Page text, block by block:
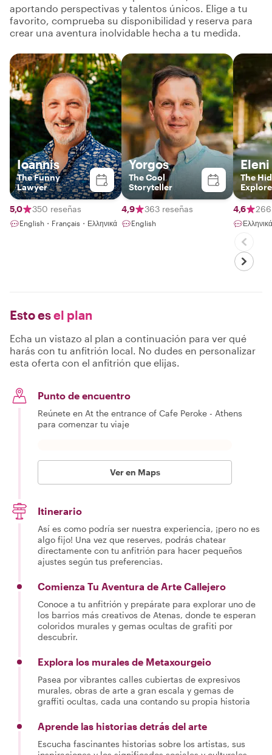
aportando perspectivas y talentos únicos. Elige a tu
favorito, comprueba su disponibilidad y reserva para
crear una aventura inolvidable hecha a tu medida.
Ioannis
The Funny
Lawyer
5,0 350 reseñas
English・Français・Ελληνικά
Yorgos
The Cool
Storyteller
4,9 363 reseñas
English
Eleni
The
4,6
Esto esel plan
Echa un vistazo al plan a continuación para ver qué
harás con tu anfitrión local. No dudes en personalizar
esta oferta con el anfitrión que elijas.
Punto de encuentro
Reúnete en At the entrance of Cafe Peroke - Athens
para comenzar tu viaje
Ver en Maps
Itinerario
Así es como podría ser nuestra experiencia, ¡pero no es
algo fijo! Una vez que reserves, podrás chatear
directamente con tu anfitrión para hacer pequeños
ajustes según tus preferencias.
Comienza Tu Aventura de Arte Callejero
Conoce a tu anfitrión y prepárate para explorar uno de
los barrios más creativos de Atenas, donde te esperan
coloridos murales y gemas ocultas de grafiti por
descubrir.
Explora los murales de Metaxourgeio
Pasea por vibrantes calles cubiertas de expresivos
murales, obras de arte a gran escala y gemas de
graffiti ocultas, cada una contando su propia historia
Aprende las historias detrás del arte
Escucha fascinantes historias sobre los artistas, sus